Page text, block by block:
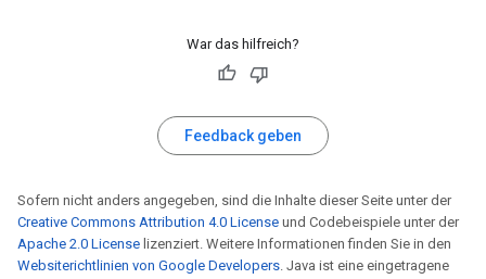
War das hilfreich?
Feedback geben
Sofern nicht anders angegeben, sind die Inhalte dieser Seite unter der
Creative Commons Attribution 4.0 License und Codebeispiele unter der
Apache 2.0 License lizenziert. Weitere Informationen finden Sie in den
Websiterichtlinien von Google Developers. Java ist eine eingetragene